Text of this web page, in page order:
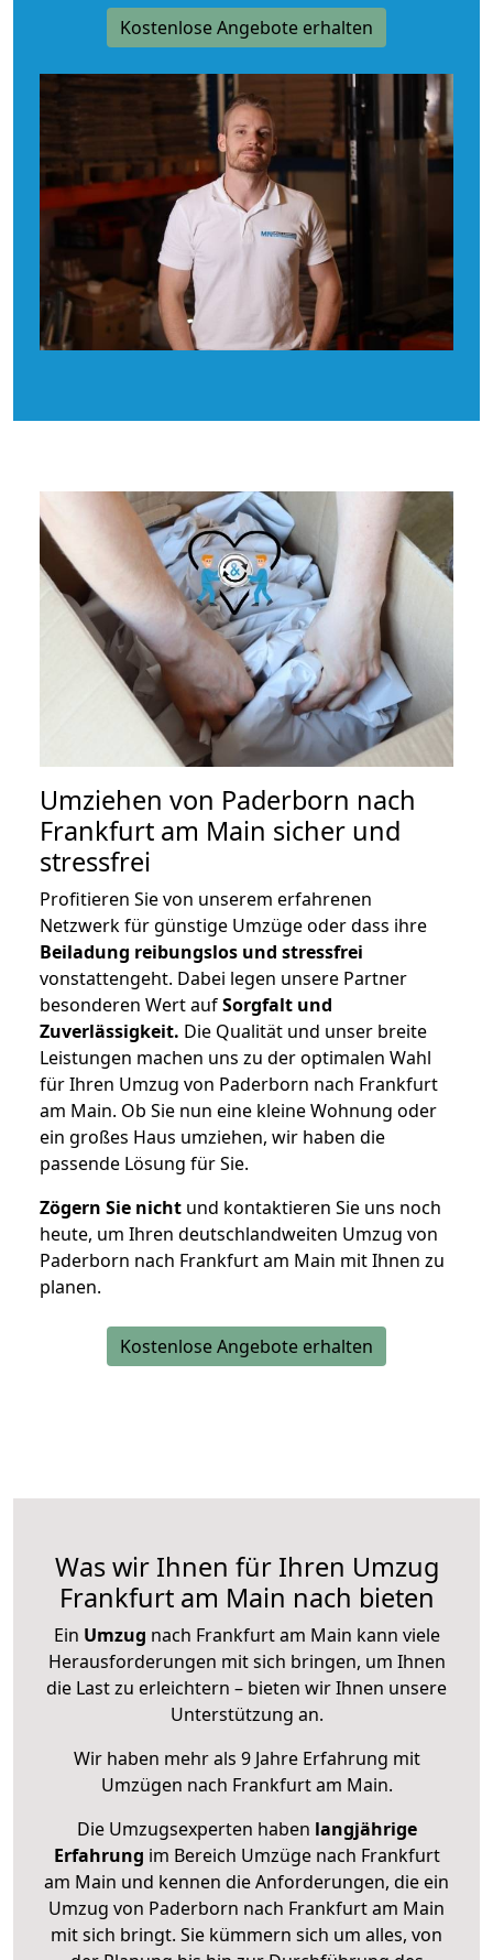
Kostenlose Angebote erhalten
Umziehen von Paderborn nach
Frankfurt am Main sicher und
stressfrei
Profitieren Sie von unserem erfahrenen
Netzwerk für günstige Umzüge oder dass ihre
Beiladung reibungslos und stressfrei
vonstattengeht. Dabei legen unsere Partner
besonderen Wert aufSorgfalt und
Zuverlässigkeit. Die Qualität und unser breite
Leistungen machen uns zu der optimalen Wahl
für Ihren Umzug von Paderborn nach Frankfurt
am Main. Ob Sie nun eine kleine Wohnung oder
ein großes Haus umziehen, wir haben die
passende Lösung für Sie.
Zögern Sie nicht und kontaktieren Sie uns noch
heute, um Ihren deutschlandweiten Umzug von
Paderborn nach Frankfurt am Main mit Ihnen zu
planen.
Kostenlose Angebote erhalten
Was wir Ihnen für Ihren Umzug
Frankfurt am Main nach bieten
Ein Umzug nach Frankfurt am Main kann viele
Herausforderungen mit sich bringen, um Ihnen
die Last zu erleichtern – bieten wir Ihnen unsere
Unterstützung an.
Wir haben mehr als 9 Jahre Erfahrung mit
Umzügen nach Frankfurt am Main.
Die Umzugsexperten haben langjährige
Erfahrung im Bereich Umzüge nach Frankfurt
am Main und kennen die Anforderungen, die ein
Umzug von Paderborn nach Frankfurt am Main
mit sich bringt. Sie kümmern sich um alles, von